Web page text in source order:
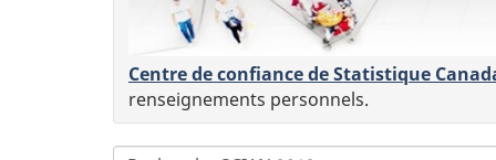
Centre de confiance de Statistique
renseignements personnels.